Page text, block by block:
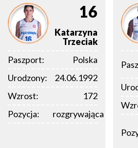
16
Katarzyna
Trzeciak
Paszport:
Polska
Urodzony:
24.06.1992
Wzrost:
172
Pozycja:
rozgrywająca